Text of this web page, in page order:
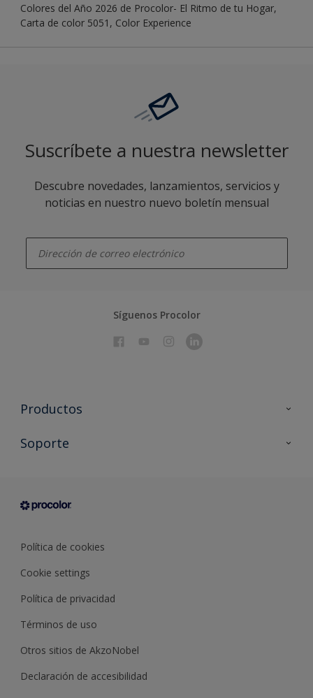
Colores del Año 2026 de Procolor- El Ritmo de tu Hogar,
Carta de color 5051, Color Experience
Suscríbete a nuestra newsletter
Descubre novedades, lanzamientos, servicios y
noticias en nuestro nuevo boletín mensual
Síguenos Procolor
Productos
Todos los productos
Condiciones generales de venta
Soporte
Sobre Procolor
Política de cookies
Cookie settings
Política de privacidad
Términos de uso
Otros sitios de AkzoNobel
Declaración de accesibilidad